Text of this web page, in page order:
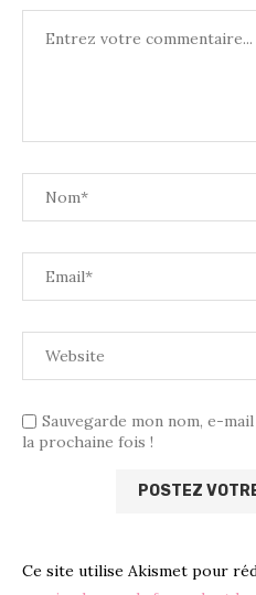
Sauvegarde mon nom, e-
la prochaine fois !
Ce site utilise Akismet pour